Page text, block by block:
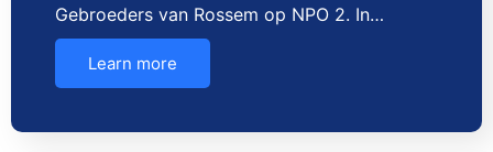
Gebroeders van Rossem op NPO 2. In…
Learn more